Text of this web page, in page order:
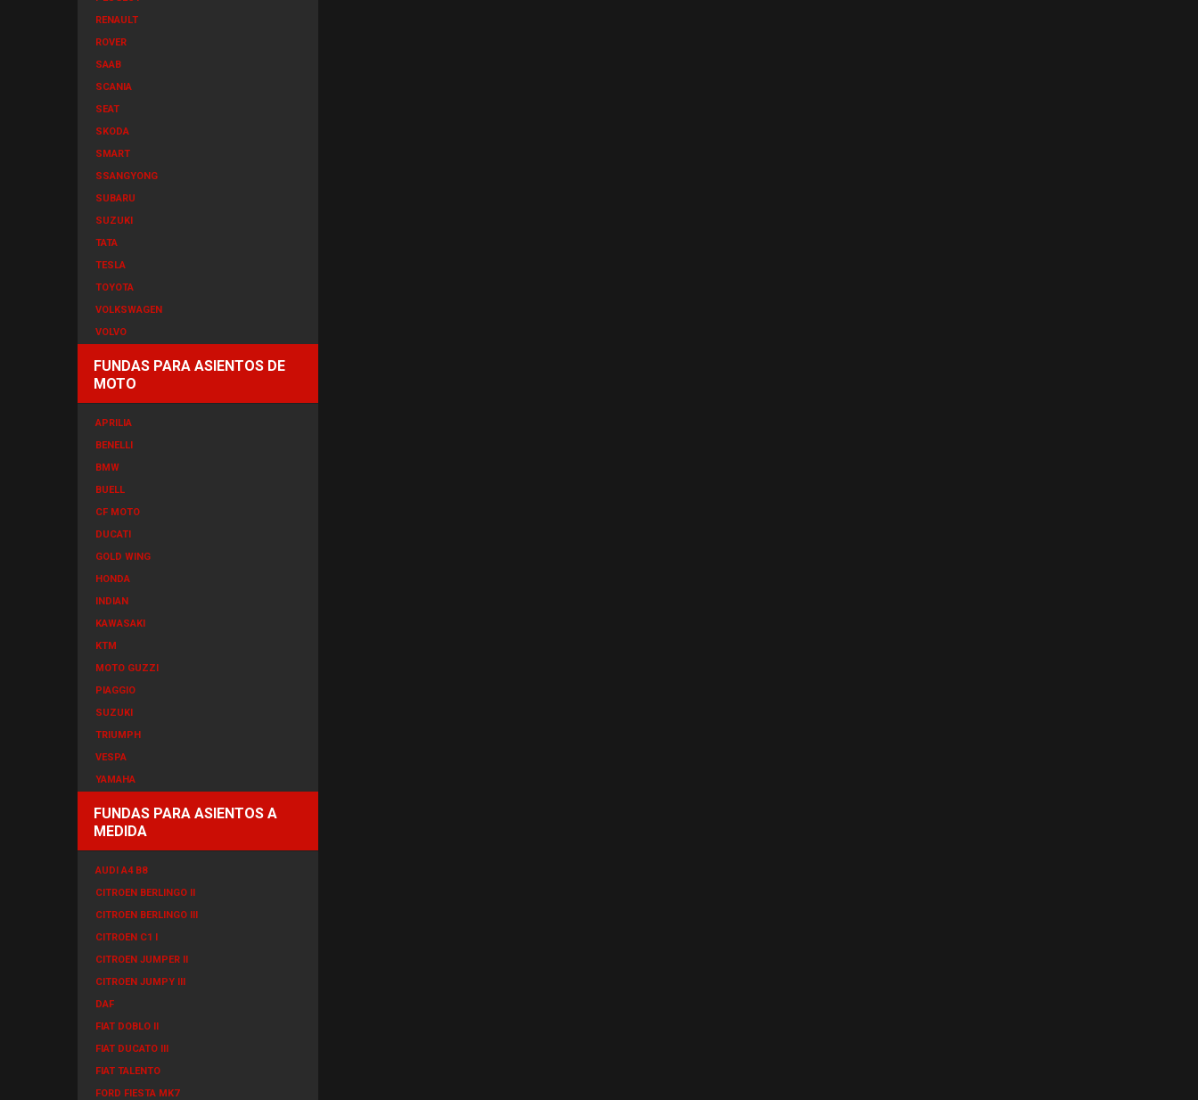
RENAULT
ROVER
SAAB
SCANIA
SEAT
SKODA
SMART
SSANGYONG
SUBARU
SUZUKI
TATA
TESLA
TOYOTA
VOLKSWAGEN
VOLVO
FUNDAS PARA ASIENTOS DE
MOTO
APRILIA
BENELLI
BMW
BUELL
CF MOTO
DUCATI
GOLD WING
HONDA
INDIAN
KAWASAKI
KTM
MOTO GUZZI
PIAGGIO
SUZUKI
TRIUMPH
VESPA
YAMAHA
FUNDAS PARA ASIENTOS A
MEDIDA
AUDI A4 B8
CITROEN BERLINGO II
CITROEN BERLINGO III
CITROEN C1 I
CITROEN JUMPER II
CITROEN JUMPY III
DAF
FIAT DOBLO II
FIAT DUCATO III
FIAT TALENTO
FORD FIESTA MK7